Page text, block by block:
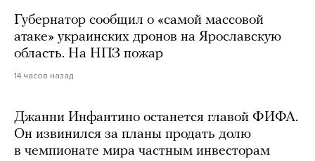
Губернатор сообщил о «самой массовой
атаке» украинских дронов на Ярославскую
область. На НПЗ пожар
14 часов назад
Джанни Инфантино останется главой ФИФА.
Он извинился за планы продать долю
в чемпионате мира частным инвесторам